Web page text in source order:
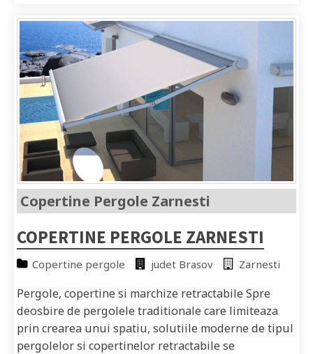
Copertine Pergole Zarnesti
COPERTINE PERGOLE ZARNESTI
Copertine pergole judet Brasov Zarnesti
Pergole, copertine si marchize retractabile Spre
deosbire de pergolele traditionale care limiteaza
prin crearea unui spatiu, solutiile moderne de tipul
pergolelor si copertinelor retractabile se